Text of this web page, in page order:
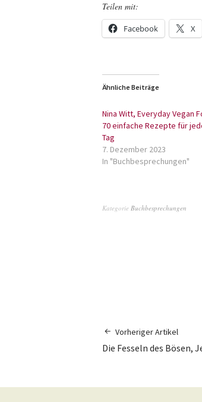
Teilen mit:
Facebook X
Ähnliche Beiträge
Nina Witt, Everyday Vegan
70 einfache Rezepte für
Tag
7. Dezember 2023
In "Buchbesprechungen"
Kategorie Buchbesprechungen
Vorheriger Artikel
Die Fesseln des Bösen,